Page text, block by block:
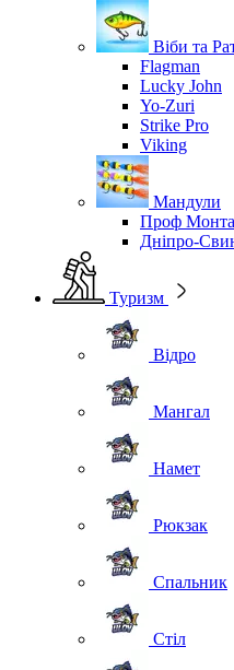
Віби та
Flagman
Lucky John
Yo-Zuri
Strike Pro
Viking
Мандули
Проф
Дніпро-
Туризм
Відро
Мангал
Намет
Рюкзак
Спальник
Стіл